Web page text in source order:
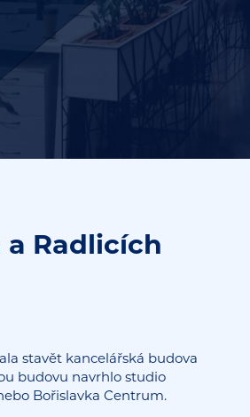
Radlicích
stavět kancelářská budova
budovu navrhlo studio
Bořislavka Centrum.